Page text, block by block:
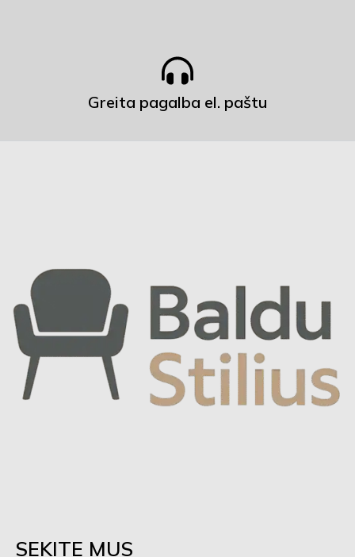
Greita pagalba el. paštu
SEKITE MUS